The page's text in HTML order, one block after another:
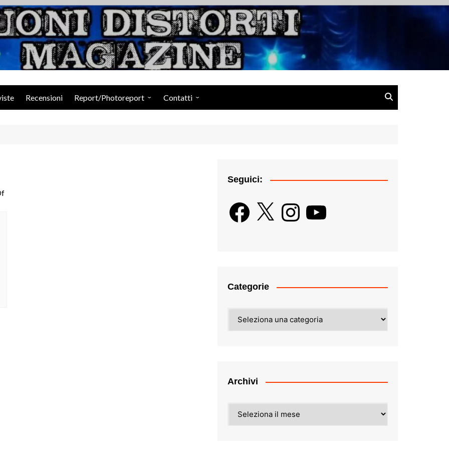
Suoni Distorti Magazine
Recensioni Report/Photoreport Contatti
Seguici:
Facebook
X InstagramYouTube
Categorie
Archivi